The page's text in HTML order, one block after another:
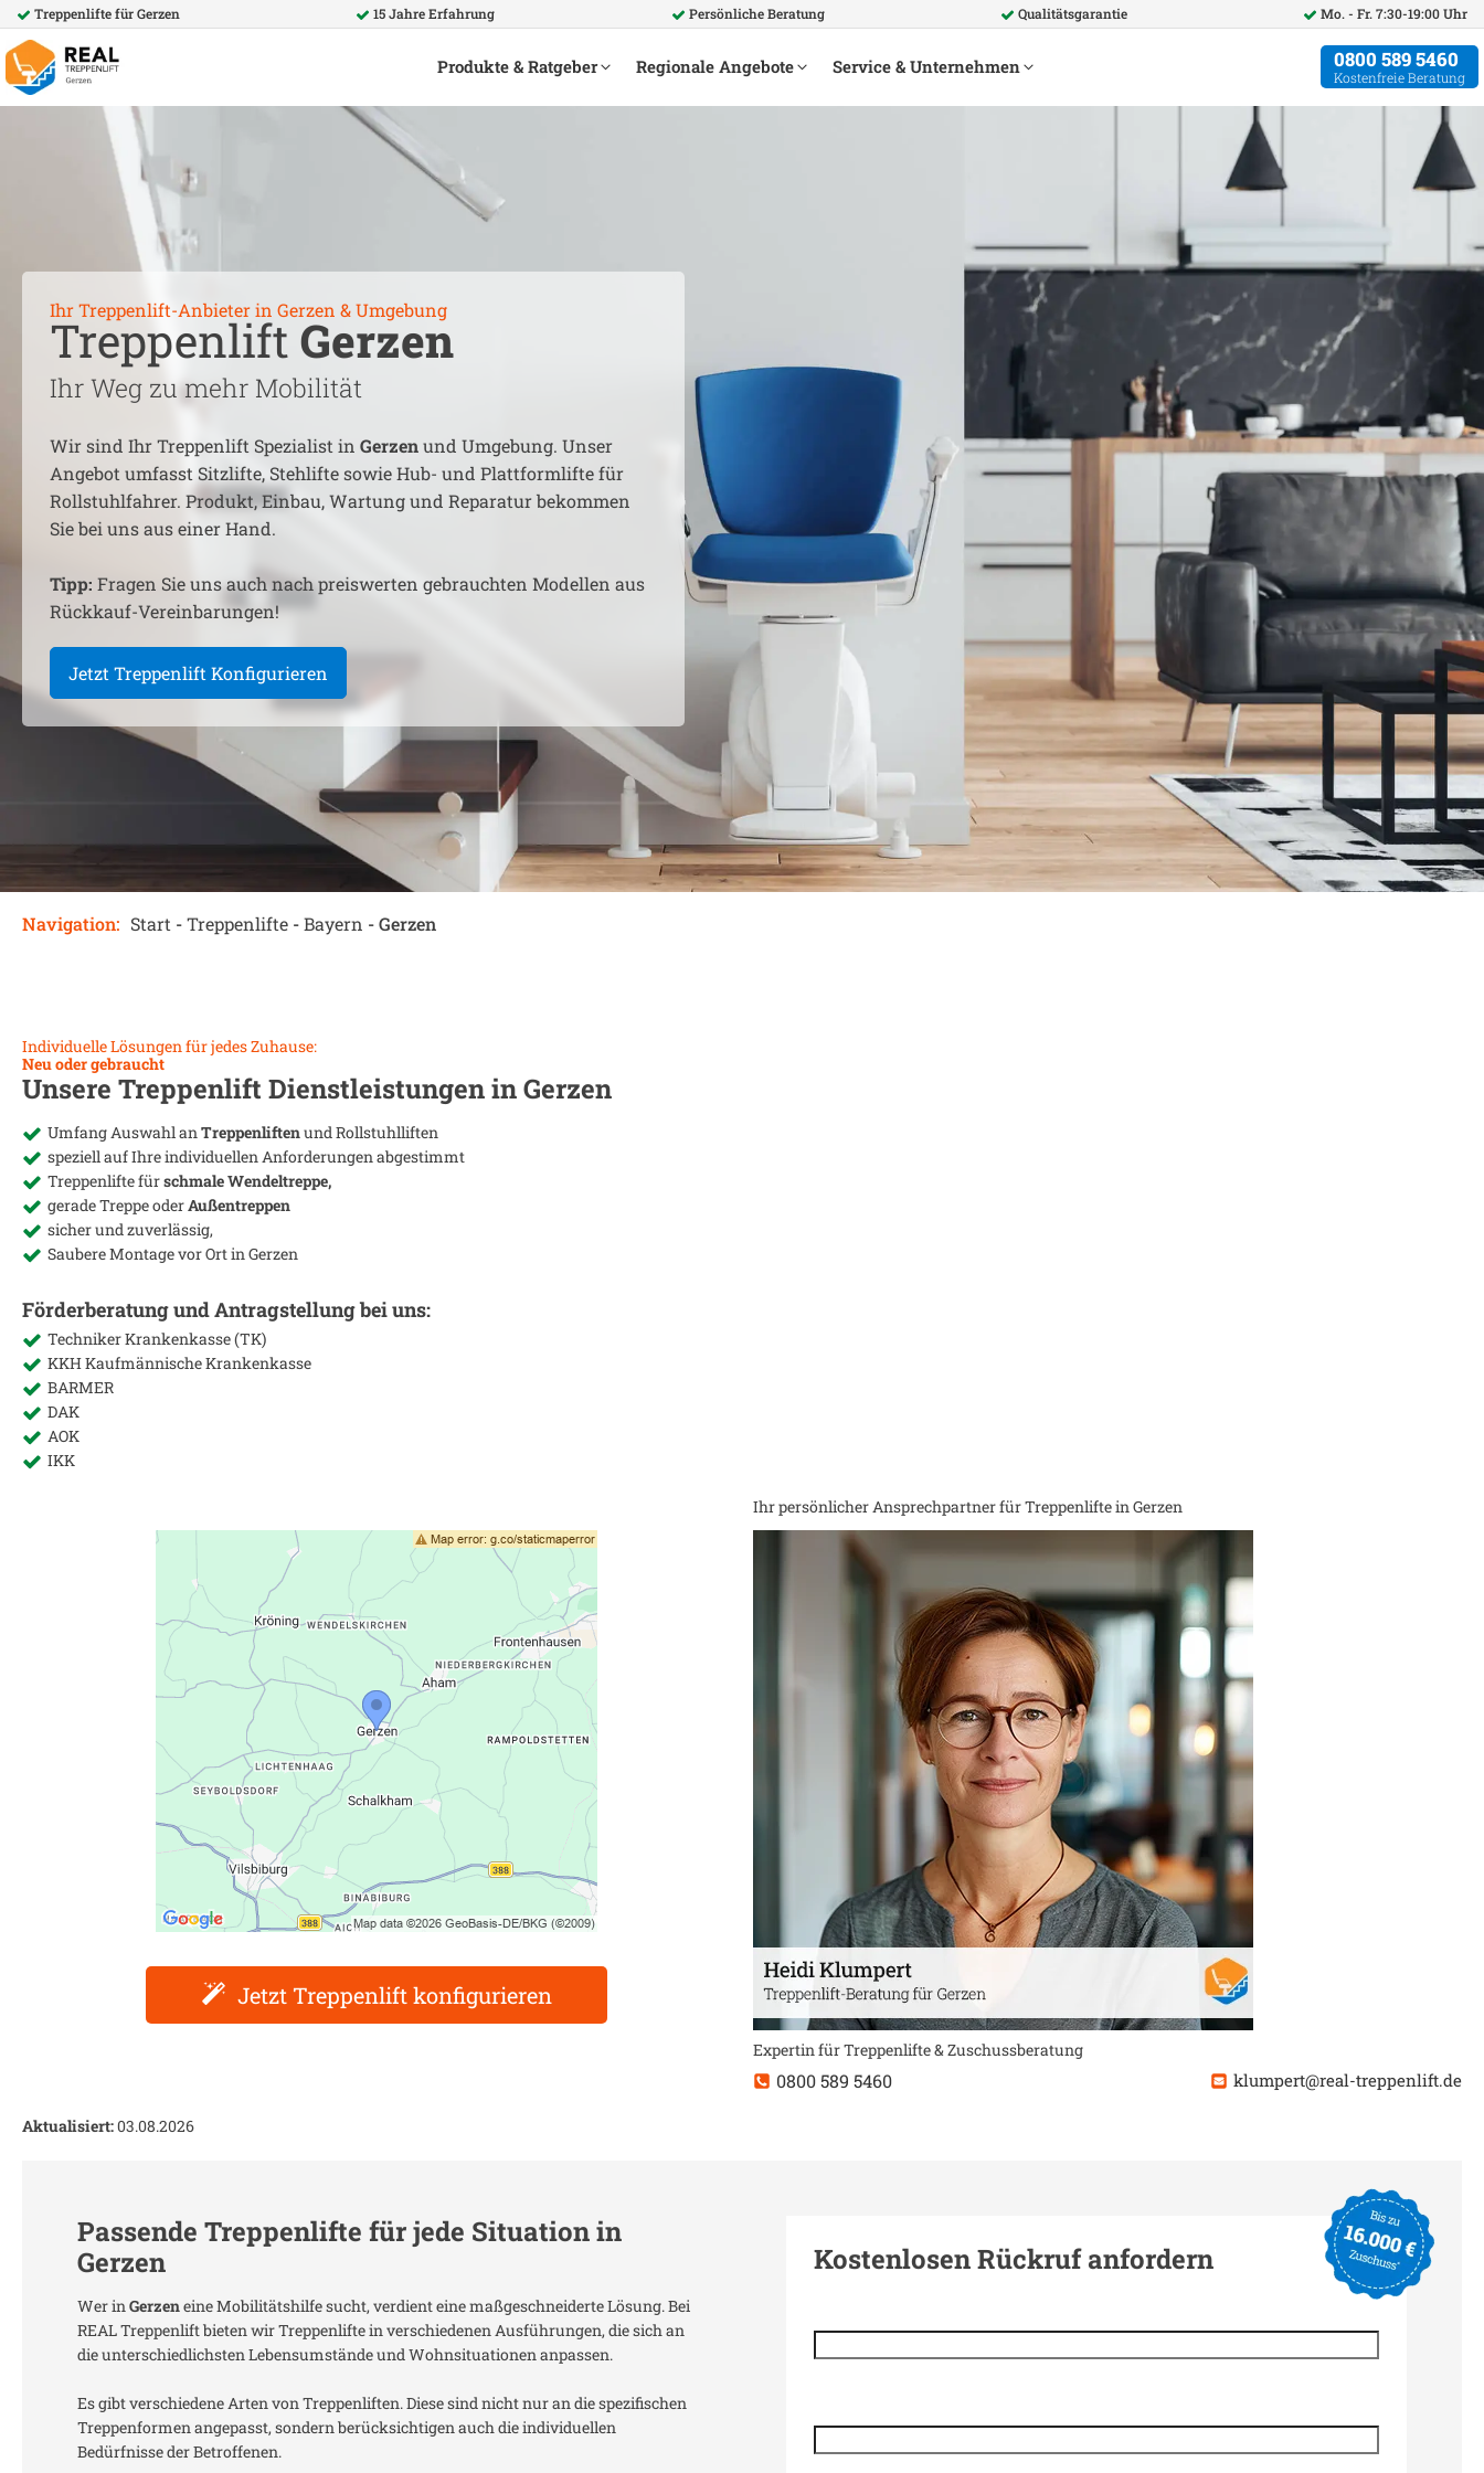
Treppenlifte fürGerzen 15 Jahre Erfahrung Persönliche Beratung Qualitätsgarantie Mo. - Fr. 7:30-19:00 Uhr
Produkte & Ratgeber Regionale Angebote Service & Unternehmen 0800 589 5460
Kostenfreie Beratung
Ihr Treppenlift-Anbieter in Gerzen & Umgebung
Treppenlift Gerzen
Ihr Weg zu mehr Mobilität
Wir sind Ihr Treppenlift Spezialist in Gerzenund Umgebung. Unser
Angebot umfasst Sitzlifte, Stehlifte sowie Hub- und Plattformlifte für
Rollstuhlfahrer. Produkt, Einbau, Wartung und Reparatur bekommen
Sie bei uns aus einer Hand.
Tipp: Fragen Sie uns auch nach preiswerten gebrauchten Modellen aus
Rückkauf-Vereinbarungen!
Jetzt Treppenlift Konfigurieren
Navigation: Start -Treppenlifte -Bayern -Gerzen
Individuelle Lösungen für jedes Zuhause:
Neu oder gebraucht
Unsere Treppenlift Dienstleistungen inGerzen
Umfang Auswahl an Treppenliftenund Rollstuhlliften
speziell auf Ihre individuellen Anforderungen abgestimmt
Treppenlifte fürschmale Wendeltreppe,
gerade Treppe oderAußentreppen
sicher und zuverlässig,
Saubere Montage vor Ort in Gerzen
Förderberatung und Antragstellung bei uns:
Techniker Krankenkasse (TK)
KKH Kaufmännische Krankenkasse
BARMER
DAK
AOK
IKK
Jetzt Treppenlift konfigurieren
Ihr persönlicher Ansprechpartner für Treppenlifte in Gerzen
Expertin für Treppenlifte & Zuschussberatung
0800 589 5460 klumpert@real-treppenlift.de
Aktualisiert:03.08.2026
Passende Treppenlifte für jede Situation in
Gerzen
Wer in Gerzeneine Mobilitätshilfe sucht, verdient eine maßgeschneiderte Lösung. Bei
REAL Treppenlift bieten wir Treppenlifte in verschiedenen Ausführungen, die sich an
die unterschiedlichsten Lebensumstände und Wohnsituationen anpassen.
Es gibt verschiedene Arten von Treppenliften. Diese sind nicht nur an die spezifischen
Treppenformen angepasst, sondern berücksichtigen auch die individuellen
Bedürfnisse der Betroffenen.
Kostenlosen Rückruf anfordern